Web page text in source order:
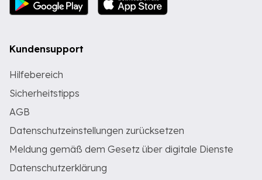
Kundensupport
Hilfebereich
Sicherheitstipps
AGB
Datenschutzeinstellungen zurücksetzen
Meldung gemäß dem Gesetz über digitale Dienste
Datenschutzerklärung